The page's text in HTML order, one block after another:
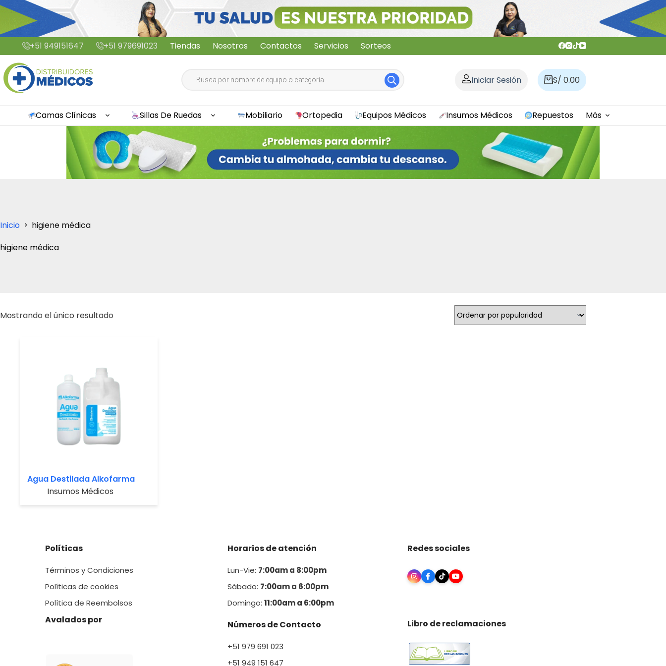
Saltar
al
contenido
+51 949151647 +51 979691023 Tiendas Nosotros Contactos Servicios Sorteos
Iniciar Sesión
Carro
compra
S/ 0.00
Camas Clínicas Sillas De Ruedas Mobiliario Ortopedia Equipos Médicos Insumos Médicos Repuestos Más
Inicio
higiene médica
higiene médica
Mostrando el único resultado
Agua Destilada Alkofarma
Insumos Médicos
Políticas
Términos y Condiciones
Políticas de cookies
Política de Reembolsos
Avalados por
Horarios de atención
Lun-Vie: 7:00am a 8:00pm
Sábado: 7:00am a 6:00pm
Domingo:11:00am a 6:00pm
Números de Contacto
+51 979 691 023
+51 949 151 647
Redes sociales
Libro de reclamaciones